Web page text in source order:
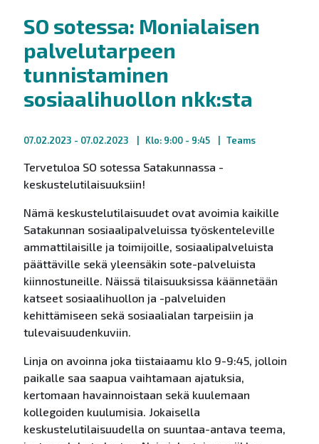
SO sotessa: Monialaisen
palvelutarpeen
tunnistaminen
sosiaalihuollon nkk:sta
07.02.2023 - 07.02.2023 Klo: 9:00 - 9:45 Teams
Tervetuloa SO sotessa Satakunnassa -
keskustelutilaisuuksiin!
Nämä keskustelutilaisuudet ovat avoimia kaikille
Satakunnan sosiaalipalveluissa työskenteleville
ammattilaisille ja toimijoille, sosiaalipalveluista
päättäville sekä yleensäkin sote-palveluista
kiinnostuneille. Näissä tilaisuuksissa käännetään
katseet sosiaalihuollon ja -palveluiden
kehittämiseen sekä sosiaalialan tarpeisiin ja
tulevaisuudenkuviin.
Linja on avoinna joka tiistaiaamu klo 9-9:45, jolloin
paikalle saa saapua vaihtamaan ajatuksia,
kertomaan havainnoistaan sekä kuulemaan
kollegoiden kuulumisia. Jokaisella
keskustelutilaisuudella on suuntaa-antava teema,